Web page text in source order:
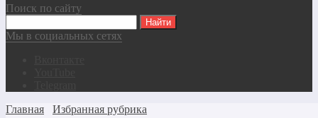
Поиск по сайту
Мы в социальных сетях
Главная
Избранная рубрика